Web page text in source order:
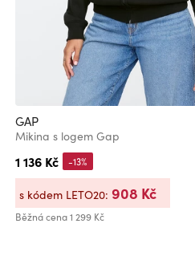
GAP
Mikina s logem Gap
1 136 Kč
Běžná cena1 299 Kč
-13%
s kódem LETO20: 908 Kč